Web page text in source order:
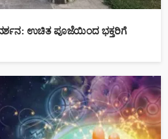
ದರ್ಶನ: ಉಚಿತ ಪೂಜೆಯಿಂದ ಭಕ್ತರಿಗೆ